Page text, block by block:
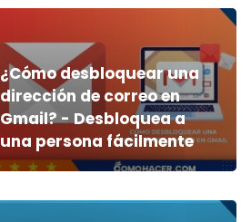
¿Cómo desbloquear una
dirección de correo en
Gmail? - Desbloquea a
una persona fácilmente